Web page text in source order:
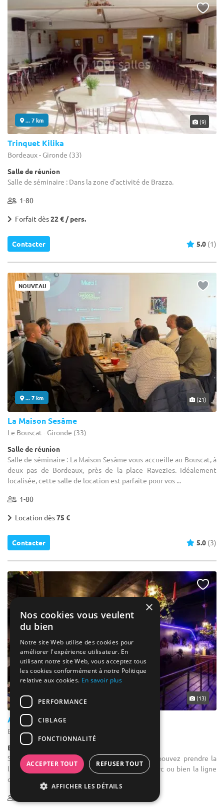
... 7 km (9)
Trinquet Kilika
Bordeaux - Gironde (33)
Salle de réunion
Salle de séminaire : Dans la zone d'activité de Brazza.
1-80
Forfait dès22 € / pers.
Contacter 5.0 (1)
NOUVEAU
... 7 km (21)
La Maison Sesâme
Le Bouscat - Gironde (33)
Salle de réunion
Salle de séminaire : La Maison Sesâme vous accueille au Bouscat, à
deux pas de Bordeaux, près de la place Ravezies. Idéalement
localisée, cette salle de location est parfaite pour vos ...
1-80
Location dès75 €
Contacter 5.0 (3)
... 7 km (13)
Alcazar
Bordeaux - Gironde (33)
Bar / Bar à cocktails
Salle de séminaire : Pour vous y rendre, vous pouvez prendre la
ligne C du tramway jusqu’à la station Grand Parc ou bien la ligne
de bus n°9 jusqu'à l'arrêt Ravezie.
×
Nos cookies vous veulent
du bien
Notre site Web utilise des cookies pour
améliorer l'expérience utilisateur. En
utilisant notre site Web, vous acceptez tous
les cookies conformément à notre Politique
relative aux cookies. En savoir plus
PERFORMANCE
CIBLAGE
FONCTIONNALITÉ
ACCEPTER TOUT REFUSER TOUT
AFFICHER LES DÉTAILS